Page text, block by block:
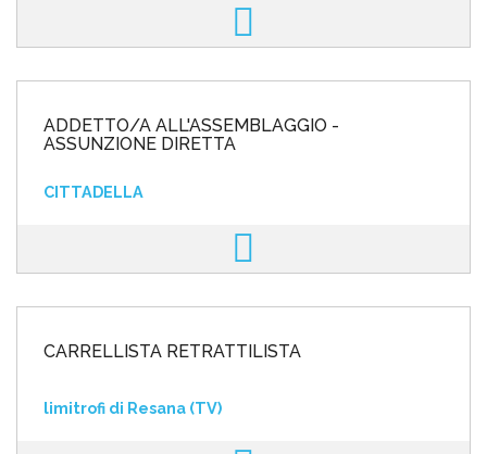
ADDETTO/A ALL'ASSEMBLAGGIO -
ASSUNZIONE DIRETTA
CITTADELLA
CARRELLISTA RETRATTILISTA
limitrofi di Resana (TV)